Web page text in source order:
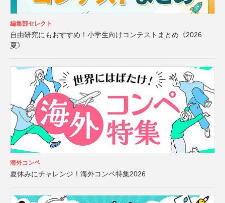
編集部セレクト
自由研究にもおすすめ！小学生向けコンテストまとめ《2026
夏》
海外コンペ
夏休みにチャレンジ！海外コンペ特集2026